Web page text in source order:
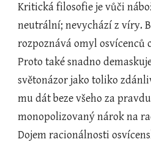
Kritická filosofie je vůči
neutrální; nevychází z víry.
rozpoznává omyl osvícenců
Proto také snadno
světonázor jako toliko
mu dát beze všeho za
monopolizovaný nárok na
Dojem racionálnosti